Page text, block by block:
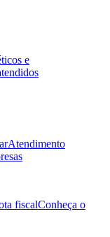
e
Atendimento
fiscalConheça o